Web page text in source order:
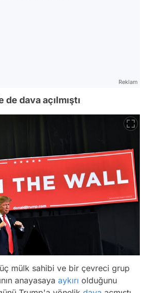
Reklam
dava açılmıştı
mülk sahibi ve bir çevreci grup
anayasaya aykırı olduğunu